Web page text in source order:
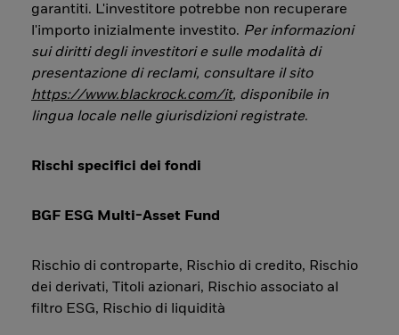
garantiti. L'investitore potrebbe non recuperare
l'importo inizialmente investito. Per informazioni
sui diritti degli investitori e sulle modalità di
presentazione di reclami, consultare il sito
https://www.blackrock.com/it, disponibile in
lingua locale nelle giurisdizioni registrate.
Rischi specifici dei fondi
BGF ESG Multi-Asset Fund
Rischio di controparte, Rischio di credito, Rischio
dei derivati, Titoli azionari, Rischio associato al
filtro ESG, Rischio di liquidità